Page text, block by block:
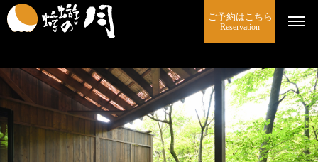
ご予約はこちら
Reservation